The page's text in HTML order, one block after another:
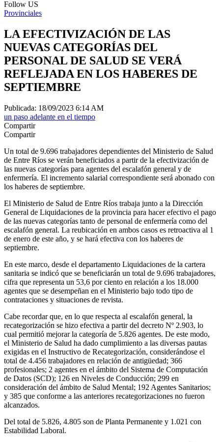
Follow US
Provinciales
LA EFECTIVIZACIÓN DE LAS
NUEVAS CATEGORÍAS DEL
PERSONAL DE SALUD SE VERÁ
REFLEJADA EN LOS HABERES DE
SEPTIEMBRE
Publicada: 18/09/2023 6:14 AM
un paso adelante en el tiempo
Compartir
Compartir
Un total de 9.696 trabajadores dependientes del Ministerio de Salud
de Entre Ríos se verán beneficiados a partir de la efectivización de
las nuevas categorías para agentes del escalafón general y de
enfermería. El incremento salarial correspondiente será abonado con
los haberes de septiembre.
El Ministerio de Salud de Entre Ríos trabaja junto a la Dirección
General de Liquidaciones de la provincia para hacer efectivo el pago
de las nuevas categorías tanto de personal de enfermería como del
escalafón general. La reubicación en ambos casos es retroactiva al 1
de enero de este año, y se hará efectiva con los haberes de
septiembre.
En este marco, desde el departamento Liquidaciones de la cartera
sanitaria se indicó que se beneficiarán un total de 9.696 trabajadores,
cifra que representa un 53,6 por ciento en relación a los 18.000
agentes que se desempeñan en el Ministerio bajo todo tipo de
contrataciones y situaciones de revista.
Cabe recordar que, en lo que respecta al escalafón general, la
recategorización se hizo efectiva a partir del decreto Nº 2.903, lo
cual permitió mejorar la categoría de 5.826 agentes. De este modo,
el Ministerio de Salud ha dado cumplimiento a las diversas pautas
exigidas en el Instructivo de Recategorización, considerándose el
total de 4.456 trabajadores en relación de antigüedad; 366
profesionales; 2 agentes en el ámbito del Sistema de Computación
de Datos (SCD); 126 en Niveles de Conducción; 299 en
consideración del ámbito de Salud Mental; 192 Agentes Sanitarios;
y 385 que conforme a las anteriores recategorizaciones no fueron
alcanzados.
Del total de 5.826, 4.805 son de Planta Permanente y 1.021 con
Estabilidad Laboral.